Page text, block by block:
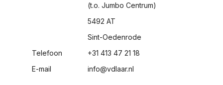
Telefoon
E-mail
(t.o. Jumbo Centrum)
5492 AT
Sint-Oedenrode
+31 413 47 21 18
info@vdlaar.nl